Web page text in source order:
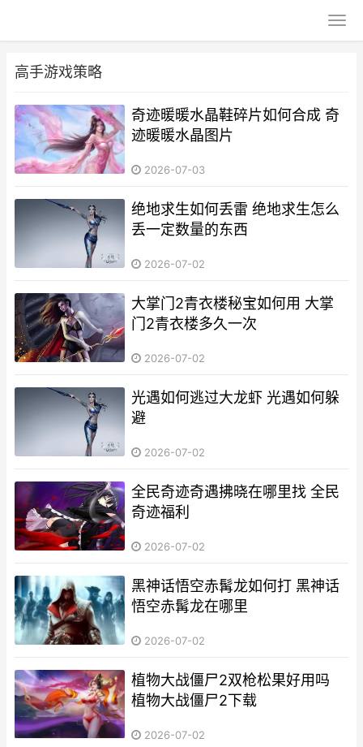
高手游戏策略
奇迹暖暖水晶鞋碎片如何合成 奇
迹暖暖水晶图片
2026-07-03
绝地求生如何丢雷 绝地求生怎么
丢一定数量的东西
2026-07-02
大掌门2青衣楼秘宝如何用 大掌
门2青衣楼多久一次
2026-07-02
光遇如何逃过大龙虾 光遇如何躲
避
2026-07-02
全民奇迹奇遇拂晓在哪里找 全民
奇迹福利
2026-07-02
黑神话悟空赤髯龙如何打 黑神话
悟空赤髯龙在哪里
2026-07-02
植物大战僵尸2双枪松果好用吗
植物大战僵尸2下载
2026-07-02